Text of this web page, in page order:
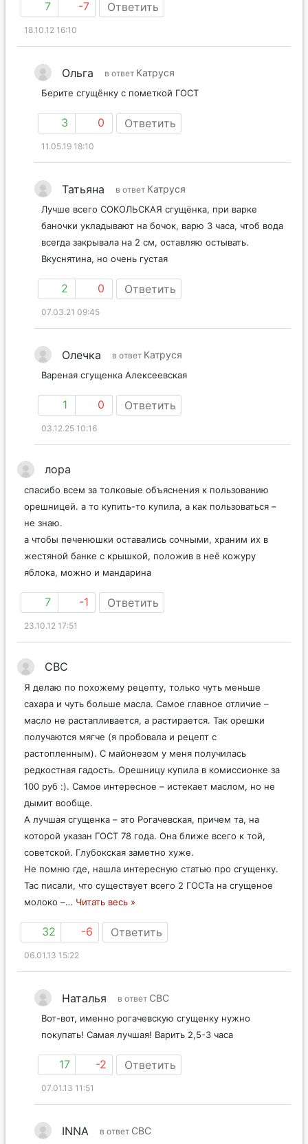
7 -7 Ответить
18.10.12 16:10
Катруся
3 0 Ответить
11.05.19 18:10
Татьяна в ответ Катруся
Лучше всего СОКОЛЬСКАЯ сгущёнка, при варке
баночки укладывают на бочок, варю 3 часа, чтоб вода
всегда закрывала на 2 см, оставляю остывать.
2 0 Ответить
07.03.21 09:45
в ответ
1 0 Ответить
03.12.25 10:16
лора
спасибо всем за толковые объяснения к пользованию
орешницей. а то купить-то купила, а как пользоваться –
не знаю.
а чтобы печенюшки оставались сочными, храним их в
жестяной банке с крышкой, положив в неё кожуру
7 -1 Ответить
23.10.12 17:51
Я делаю по похожему рецепту, только чуть меньше
сахара и чуть больше масла. Самое главное отличие –
масло не растапливается, а растирается. Так орешки
получаются мягче (я пробовала и рецепт с
растопленным). С майонезом у меня получилась
редкостная гадость. Орешницу купила в комиссионке за
100 руб :). Самое интересное – истекает маслом, но не
дымит вообще.
А лучшая сгущенка – это Рогачевская, причем та, на
которой указан ГОСТ 78 года. Она ближе всего к той,
советской. Глубокская заметно хуже.
Не помню где, нашла интересную статью про сгущенку.
Тас писали, что существует всего 2 ГОСТа на сгущеное
32 -6 Ответить
06.01.13 15:22
Вот-вот, именно рогачевскую сгущенку нужно
17 -2 Ответить
07.01.13 11:51